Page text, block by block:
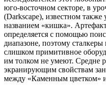
юго-восточном секторе, в
(Darkscape), известном
названием «кишка».
определяется с помощью
диапазоне, поэтому
слишком примитивное
им толком не умеют. Средне
экранирующим свойствам
между «Каменным цветком»